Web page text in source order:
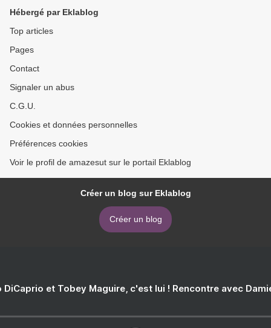
Hébergé par Eklablog
Top articles
Pages
Contact
Signaler un abus
C.G.U.
Cookies et données personnelles
Préférences cookies
Voir le profil de amazesut sur le portail Eklablog
Créer un blog sur Eklablog
Créer un blog
DiCaprio et Tobey Maguire, c'est lui ! Rencontre avec